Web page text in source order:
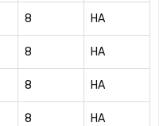
8 HA
8 HA
8 HA
8 HA